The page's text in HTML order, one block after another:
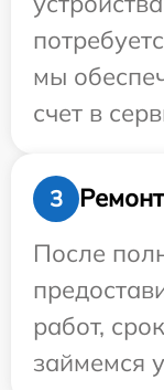
мы
счет в
3
После
работ,
займемся